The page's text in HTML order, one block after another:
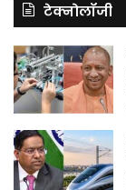
टेक्नोलॉजी